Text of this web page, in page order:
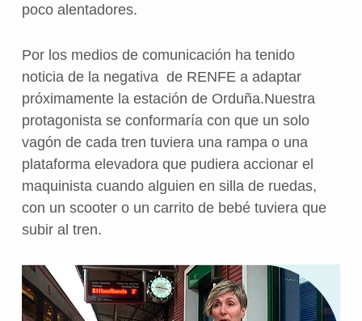
poco alentadores.
Por los medios de comunicación ha tenido
noticia de la negativa de RENFE a adaptar
próximamente la estación de Orduña.Nuestra
protagonista se conformaría con que un solo
vagón de cada tren tuviera una rampa o una
plataforma elevadora que pudiera accionar el
maquinista cuando alguien en silla de ruedas,
con un scooter o un carrito de bebé tuviera que
subir al tren.